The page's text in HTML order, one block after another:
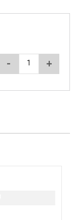
- +